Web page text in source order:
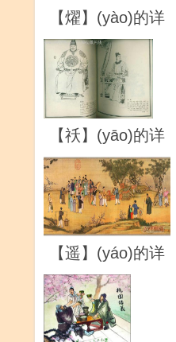
【燿】(yào)的详
解
【祅】(yāo)的详
解
【遥】(yáo)的详
解